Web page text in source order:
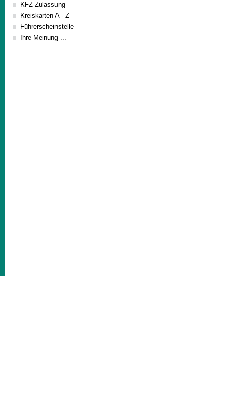
KFZ-Zulassung
Kreiskarten A - Z
Führerscheinstelle
Ihre Meinung ...